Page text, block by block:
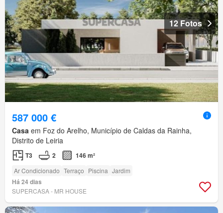
12 Fotos
587 000 €
Casa em Foz do Arelho, Município de Caldas da Rainha,
Distrito de Leiria
T3 2 146 m²
Ar Condicionado Terraço Piscina Jardim
Há 24 dias
SUPERCASA - MR HOUSE